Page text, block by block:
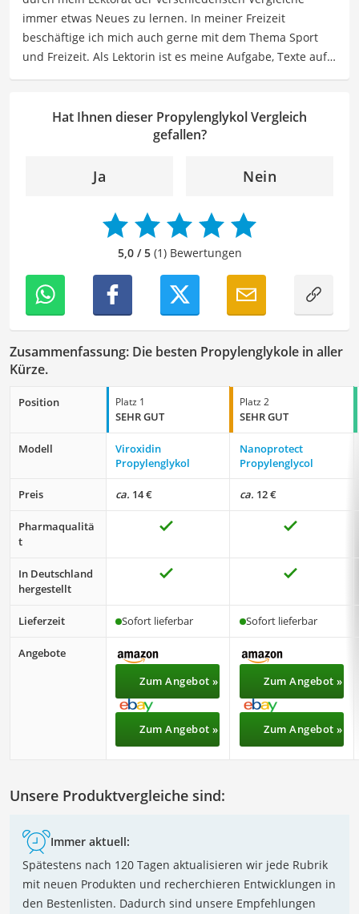
Schönheits- als auch Pflegeroutine zu optimieren.
Der Propylenglykol-Vergleich ist aus unserer Sicht
besonders empfehlenswert fürE-Liquid-Konsumenten.
immer etwas Neues zu lernen. In meiner Freizeit
beschäftige ich mich auch gerne mit dem Thema Sport
und Freizeit. Als Lektorin ist es meine Aufgabe, Texte auf
Autoren dabei zu helfen, ihre Botschaften klar und
effektiv zu kommunizieren. Durch meine Leidenschaft für
Interessen, bringe ich frische Perspektiven sowie neue
dass die Texte sowohl qualitativ hochwertig als auch
ansprechend sind.
Hat Ihnen dieser Propylenglykol Vergleich
gefallen?
Ja Nein
5,0 / 5(1) Bewertungen
Zusammenfassung: Die besten Propylenglykole in aller
Kürze.
Position Platz 1
SEHR GUT
Platz 2
SEHR GUT
Modell
Viroxidin
Propylenglykol
Nanoprotect
Propylenglycol
Preis ca. 14 € ca. 12 €
Pharmaqualitä
t
In Deutschland
hergestellt
Lieferzeit Sofort lieferbar Sofort lieferbar
Angebote
Zum Angebot »
Zum Angebot »
Zum Angebot »
Zum Angebot »
Unsere Produktvergleiche sind:
Immer aktuell:
Spätestens nach 120 Tagen aktualisieren wir jede Rubrik
mit neuen Produkten und recherchieren Entwicklungen in
den Bestenlisten. Dadurch sind unsere Empfehlungen